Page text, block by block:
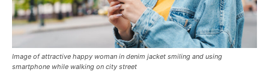
Image of attractive happy woman in denim jacket smiling and using
smartphone while walking on city street